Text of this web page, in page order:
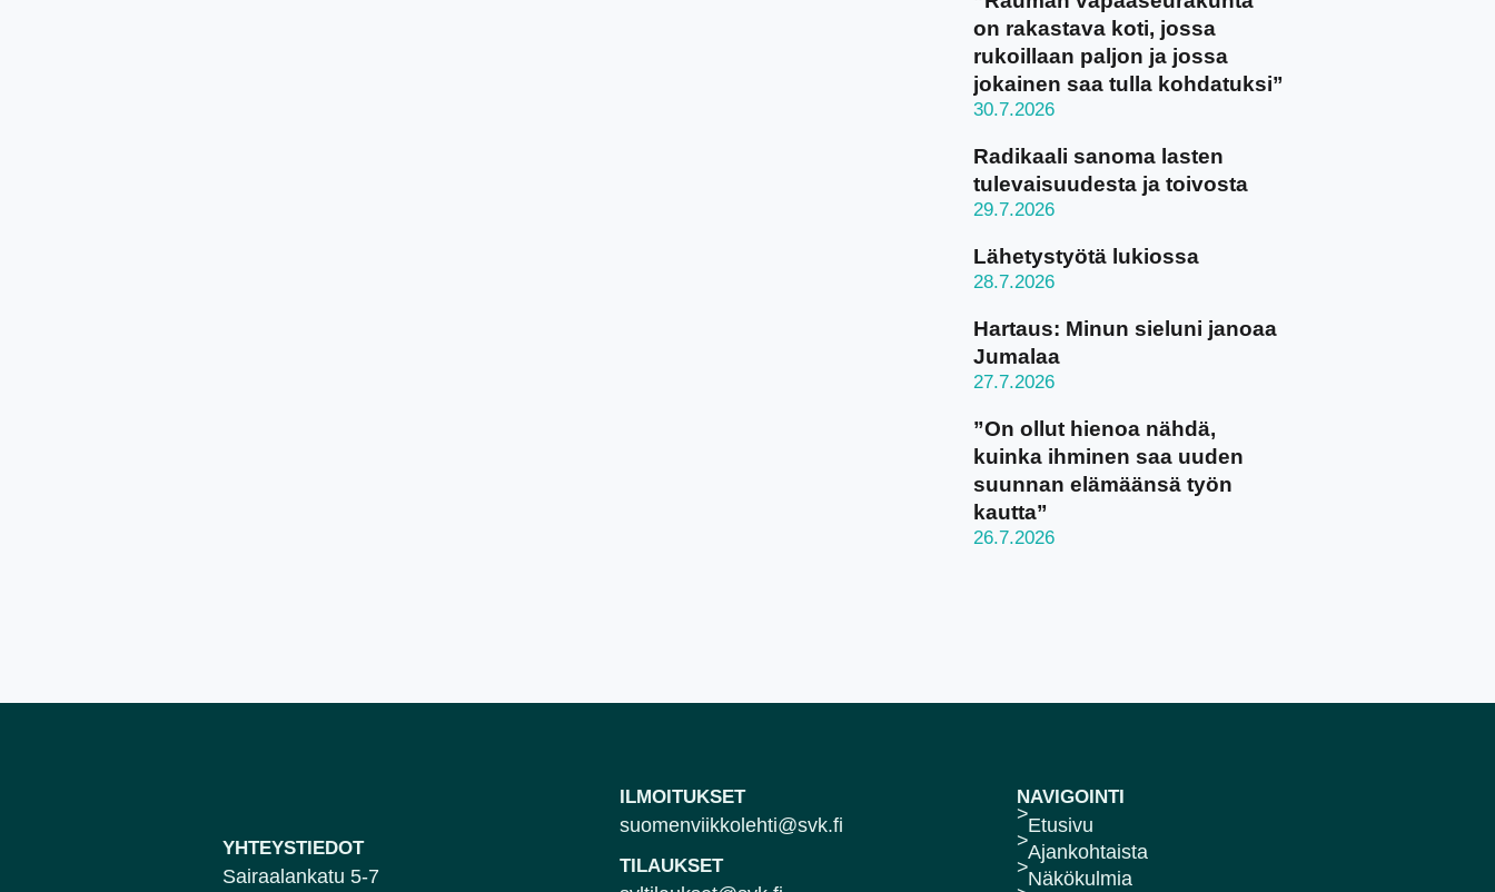
on rakastava koti, jossa
rukoillaan paljon ja jossa
jokainen saa tulla kohdatuksi”
30.7.2026
Radikaali sanoma lasten
tulevaisuudesta ja toivosta
29.7.2026
Lähetystyötä lukiossa
28.7.2026
Hartaus: Minun sieluni janoaa
Jumalaa
27.7.2026
”On ollut hienoa nähdä,
kuinka ihminen saa uuden
suunnan elämäänsä työn
kautta”
26.7.2026
YHTEYSTIEDOT
Sairaalankatu 5-7
ILMOITUKSET
suomenviikkolehti@svk.fi
TILAUKSET
NAVIGOINTI
Etusivu
Ajankohtaista
Näkökulmia